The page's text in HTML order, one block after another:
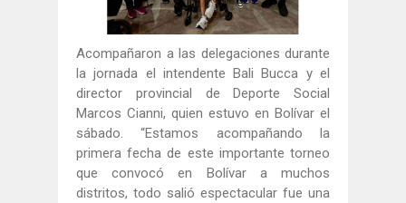
Acompañaron a las delegaciones durante
la jornada el intendente Bali Bucca y el
director provincial de Deporte Social
Marcos Cianni, quien estuvo en Bolívar el
sábado. “Estamos acompañando la
primera fecha de este importante torneo
que convocó en Bolívar a muchos
distritos, todo salió espectacular fue una